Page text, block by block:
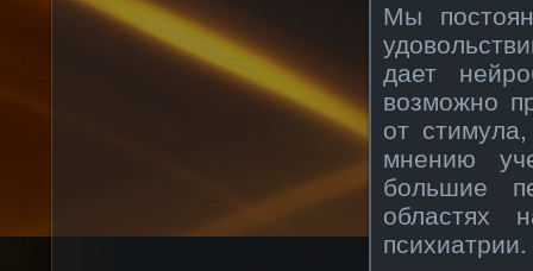
Мы
дает
возможно
от
мнению
большие
областях
психиатрии.